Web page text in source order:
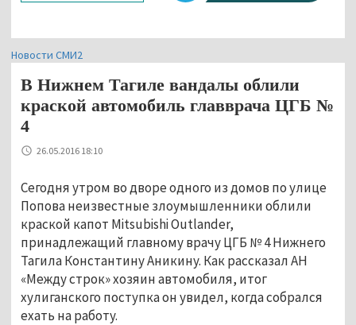
Новости СМИ2
В Нижнем Тагиле вандалы облили
краской автомобиль главврача ЦГБ №
4
26.05.2016 18:10
Сегодня утром во дворе одного из домов по улице
Попова неизвестные злоумышленники облили
краской капот Mitsubishi Outlander,
принадлежащий главному врачу ЦГБ № 4 Нижнего
Тагила Константину Аникину. Как рассказал АН
«Между строк» хозяин автомобиля, итог
хулиганского поступка он увидел, когда собрался
ехать на работу.